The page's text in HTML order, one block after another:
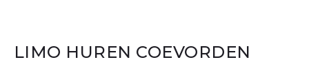
LIMO HUREN COEVORDEN